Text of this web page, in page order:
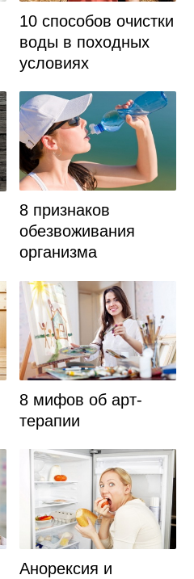
10 способов очистки
воды в походных
условиях
8 признаков
обезвоживания
организма
8 мифов об арт-
терапии
Анорексия и